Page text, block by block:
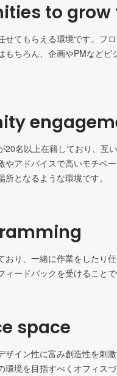
to grow
せてもらえる環境です。フ
もちろん、企画やPMなど
20名以上在籍しており、互
やアドバイスで高いモチベ
となるような環境です。
おり、一緒に作業をしたり
ードバックを受けること
space
ザイン性に富み創造性を刺
環境を目指すべくオフィス